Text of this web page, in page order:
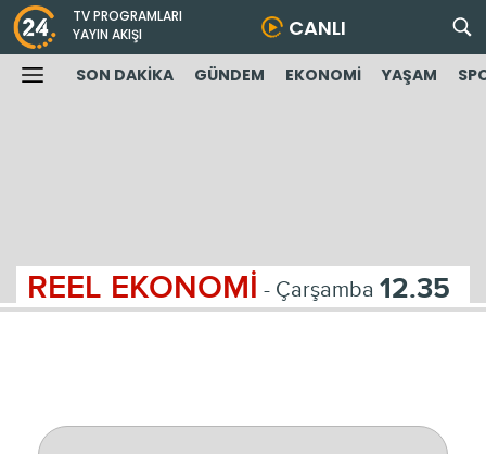
TV PROGRAMLARI
YAYIN AKIŞI
CANLI
SON DAKİKA GÜNDEM EKONOMİ YAŞAM
REEL EKONOMİ - Çarşamba 12.35